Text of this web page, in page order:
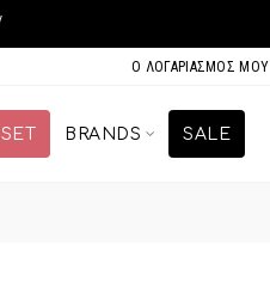
Ο ΛΟΓΑΡΙΑΣΜΌΣ ΜΟΥ
BRANDS SALE